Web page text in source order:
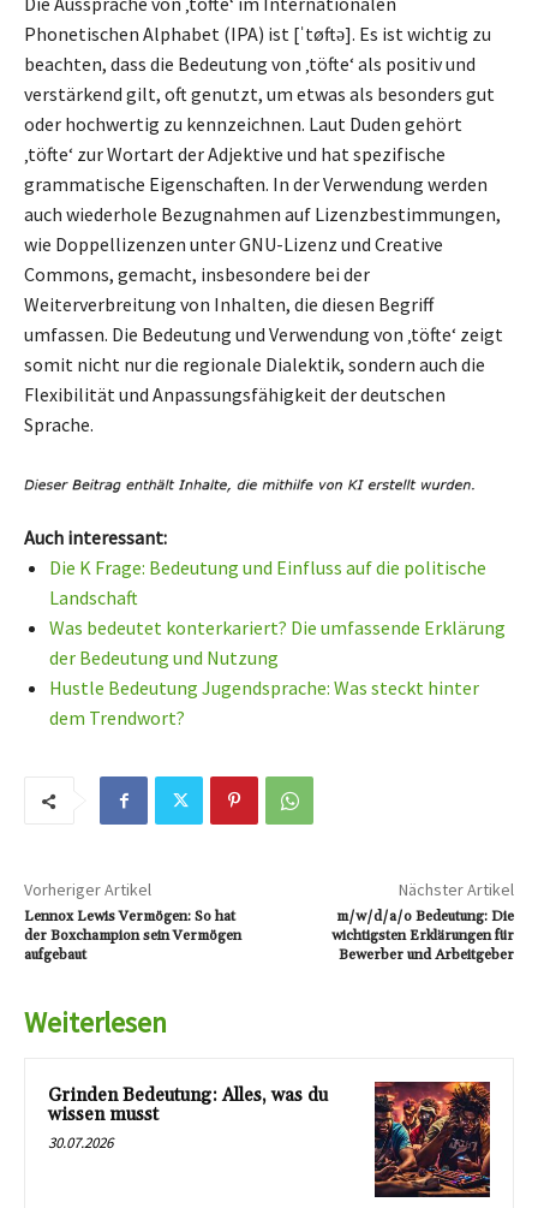
Phonetischen Alphabet (IPA) ist [ˈtøftə]. Es ist wichtig zu
beachten, dass die Bedeutung von ‚töfte‘ als positiv und
verstärkend gilt, oft genutzt, um etwas als besonders gut
oder hochwertig zu kennzeichnen. Laut Duden gehört
‚töfte‘ zur Wortart der Adjektive und hat spezifische
grammatische Eigenschaften. In der Verwendung werden
auch wiederhole Bezugnahmen auf Lizenzbestimmungen,
wie Doppellizenzen unter GNU-Lizenz und Creative
Commons, gemacht, insbesondere bei der
Weiterverbreitung von Inhalten, die diesen Begriff
umfassen. Die Bedeutung und Verwendung von ‚töfte‘ zeigt
somit nicht nur die regionale Dialektik, sondern auch die
Flexibilität und Anpassungsfähigkeit der deutschen
Sprache.
Auch interessant:
Die K Frage: Bedeutung und Einfluss auf die politische
Landschaft
Was bedeutet konterkariert? Die umfassende Erklärung
der Bedeutung und Nutzung
Hustle Bedeutung Jugendsprache: Was steckt hinter
dem Trendwort?
Vorheriger Artikel
Lennox Lewis Vermögen: So hat
der Boxchampion sein Vermögen
aufgebaut
Nächster Artikel
m/w/d/a/o Bedeutung: Die
wichtigsten Erklärungen für
Bewerber und Arbeitgeber
Weiterlesen
Grinden Bedeutung: Alles, was du
wissen musst
30.07.2026